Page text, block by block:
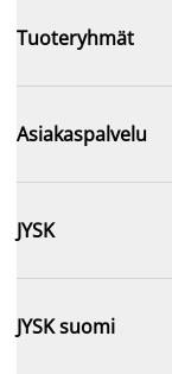
Tuoteryhmät
Asiakaspalvelu
JYSK
JYSK suomi